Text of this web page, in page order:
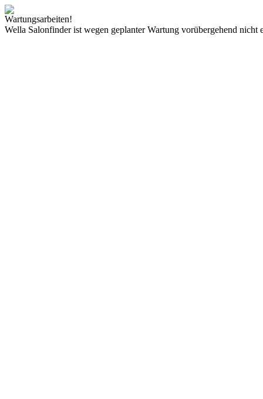
Wartungsarbeiten!
Wella Salonfinder ist wegen geplanter Wartung vorübergehend